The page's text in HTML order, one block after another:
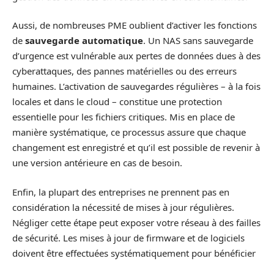
Aussi, de nombreuses PME oublient d’activer les fonctions
de sauvegarde automatique. Un NAS sans sauvegarde
d’urgence est vulnérable aux pertes de données dues à des
cyberattaques, des pannes matérielles ou des erreurs
humaines. L’activation de sauvegardes régulières – à la fois
locales et dans le cloud – constitue une protection
essentielle pour les fichiers critiques. Mis en place de
manière systématique, ce processus assure que chaque
changement est enregistré et qu’il est possible de revenir à
une version antérieure en cas de besoin.
Enfin, la plupart des entreprises ne prennent pas en
considération la nécessité de mises à jour régulières.
Négliger cette étape peut exposer votre réseau à des failles
de sécurité. Les mises à jour de firmware et de logiciels
doivent être effectuées systématiquement pour bénéficier